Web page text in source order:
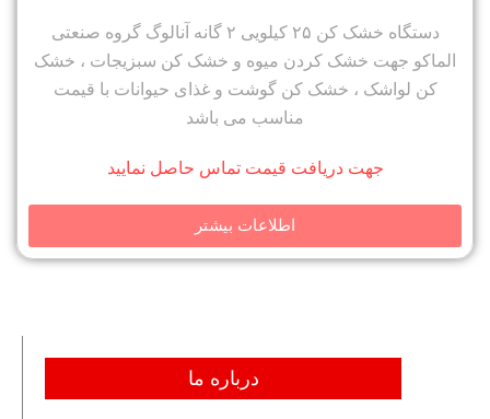
دستگاه خشک کن ۲۵ کیلویی ۲ گانه آنالوگ گروه صنعتی
الماکو جهت خشک کردن میوه و خشک کن سبزیجات ، خشک
کن لواشک ، خشک کن گوشت و غذای حیوانات با قیمت
مناسب می باشد
جهت دریافت قیمت تماس حاصل نمایید
اطلاعات بیشتر
درباره ما